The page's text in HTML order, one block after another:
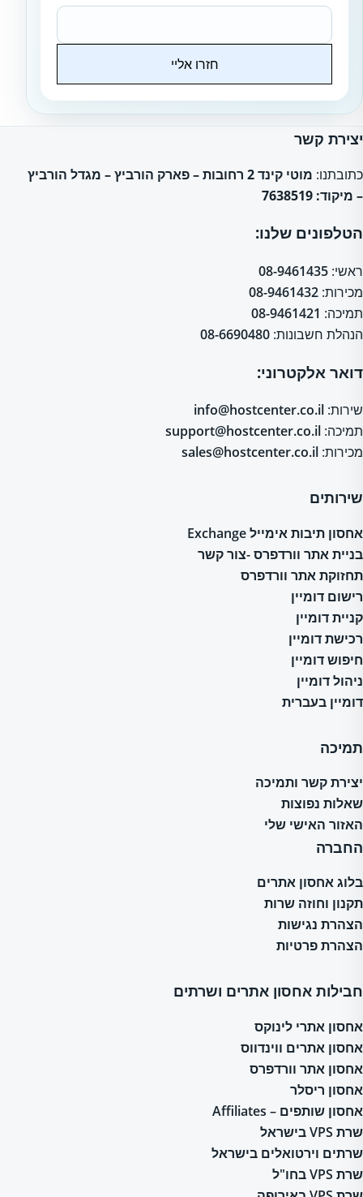
חזרו אליי
יצירת קשר
כתובתנו:
מוטי קינד 2 רחובות – פארק הורביץ – מגדל הורביץ
– מיקוד: 7638519
הטלפונים שלנו:
ראשי: 08-9461435
מכירות: 08-9461432
תמיכה: 08-9461421
הנהלת חשבונות: 08-6690480
דואר אלקטרוני:
שירות: info@hostcenter.co.il
תמיכה: support@hostcenter.co.il
מכירות: sales@hostcenter.co.il
שירותים
אחסון תיבות אימייל Exchange
בניית אתר וורדפרס -צור קשר
תחזוקת אתר וורדפרס
רישום דומיין
קניית דומיין
רכישת דומיין
חיפוש דומיין
ניהול דומיין
דומיין בעברית
תמיכה
יצירת קשר ותמיכה
שאלות נפוצות
האזור האישי שלי
החברה
בלוג אחסון אתרים
תקנון וחוזה שרות
הצהרת נגישות
הצהרת פרטיות
חבילות אחסון אתרים ושרתים
אחסון אתרי לינוקס
אחסון אתרים ווינדווס
אחסון אתר וורדפרס
אחסון ריסלר
אחסון שותפים – Affiliates
שרת VPS בישראל
שרתים וירטואלים בישראל
שרת VPS בחו"ל